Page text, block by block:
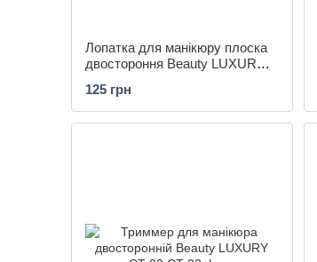
Лопатка для манікюру плоска
двостороння Beauty LUXURY
125 грн